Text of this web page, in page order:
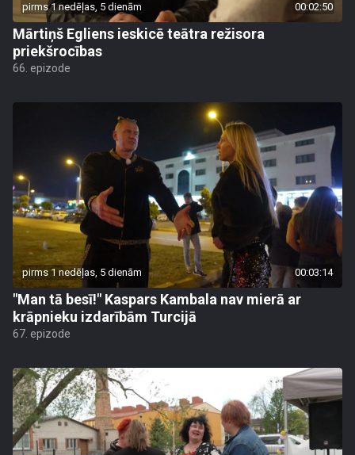
pirms 1 nedēļas, 5 dienām 00:02:50
Mārtiņš Egliens ieskicē teātra režisora
priekšrocības
66. epizode
pirms 1 nedēļas, 5 dienām 00:03:14
"Man tā besī!" Kaspars Kambala nav mierā ar
krāpnieku izdarībām Turcijā
67. epizode